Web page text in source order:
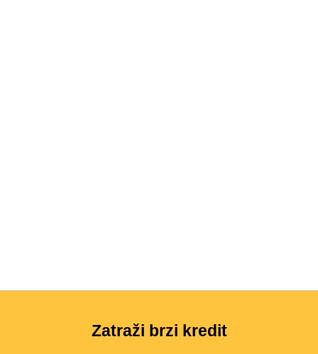
Zatraži brzi kredit